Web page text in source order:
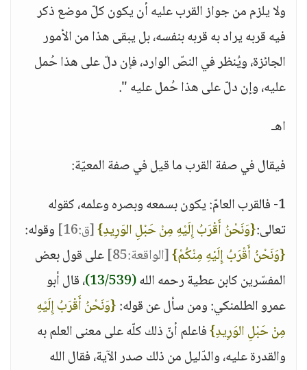
ولا يلزم من جواز القرب عليه أن يكون كلّ موضع ذكر
فيه قربه يراد به قربه بنفسه، بل يبقى هذا من الأمور
الجائزة، ويُنظر في النصّ الوارد، فإن دلّ على هذا حُمل
عليه، وإن دلّ على هذا حُمل عليه ".
اهـ
فيقال في صفة القرب ما قيل في صفة المعيّة:
1- فالقرب العامّ: يكون بسمعه وبصره وعلمه، كقوله
تعالى:{وَنَحْنُ أَقْرَبُ إِلَيْهِ مِنْ حَبْلِ الوَرِيدِ}[ق:16]
وقوله:
{وَنَحْنُ أَقْرَبُ إِلَيْهِ مِنْكُمْ}[الواقعة:85]
على قول بعض
المفسّرين كابن عطية رحمه الله(13/539)
، قال أبو
عمرو الطلمنكي: ومن سأل عن قوله:{وَنَحْنُ أَقْرَبُ إِلَيْهِ
مِنْ حَبْلِ الوَرِيدِ}فاعلم أنّ ذلك كلّه على معنى العلم به
والقدرة عليه، والدّليل من ذلك صدر الآية، فقال الله